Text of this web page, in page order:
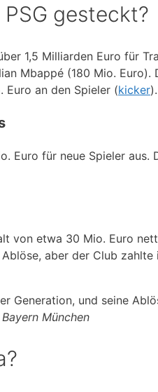
gesteckt?
1,5 Milliarden Euro für
Mbappé (180 Mio.
an den Spieler (kicker).
Euro für neue Spieler
von etwa 30 Mio. Euro
aber der Club
Generation, und seine
München